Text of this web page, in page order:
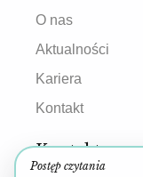
Postęp czytania
O nas
Aktualności
Kariera
Kontakt
Kontakt